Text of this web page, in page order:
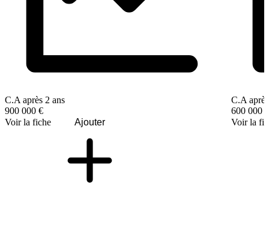
C.A après 2 ans
900 000 €
Voir la fiche
Ajouter
C.A
600 000 €
Voir la